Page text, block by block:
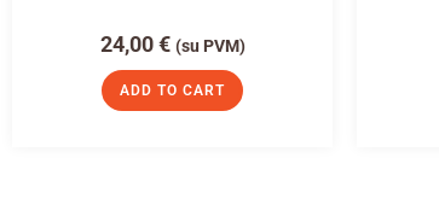
24,00€ (su PVM)
ADD TO CART